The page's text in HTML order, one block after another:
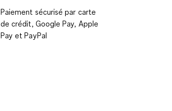
Paiement sécurisé par carte
de crédit, Google Pay, Apple
Pay et PayPal